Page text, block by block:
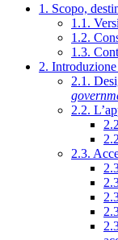
1. Scopo,
1.1.
1.2.
1.3.
2.
2.1.
2.2.
2.3.